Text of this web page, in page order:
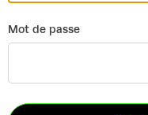
Mot de passe